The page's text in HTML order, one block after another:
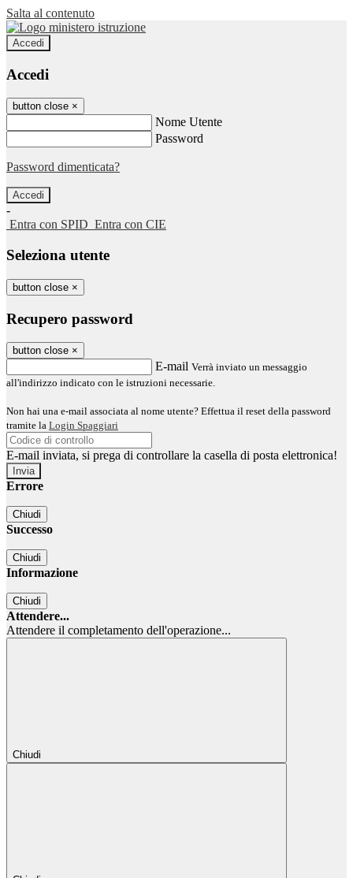
Salta al contenuto
Accedi
Accedi
button close ×
Nome Utente
Password
Password dimenticata?
-
Entra con SPID Entra con CIE
Seleziona utente
button close ×
Recupero password
button close ×
E-mail Verrà inviato un messaggio
all'indirizzo indicato con le istruzioni necessarie.
Non hai una e-mail associata al nome utente? Effettua il reset della password
tramite la Login Spaggiari
E-mail inviata, si prega di controllare la casella di posta elettronica!
Errore
Chiudi
Successo
Chiudi
Informazione
Chiudi
Attendere...
Attendere il completamento dell'operazione...
Chiudi